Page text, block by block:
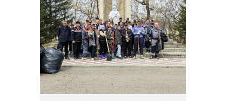
info@vostokcement.ru